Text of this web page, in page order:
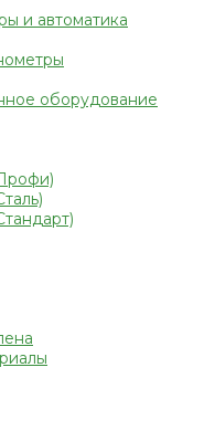
и автоматика
оборудование